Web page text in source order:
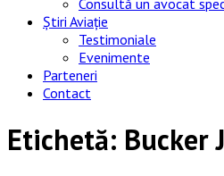
Consultă un avocat
Știri Aviație
Testimoniale
Evenimente
Parteneri
Contact
Etichetă: Bucker